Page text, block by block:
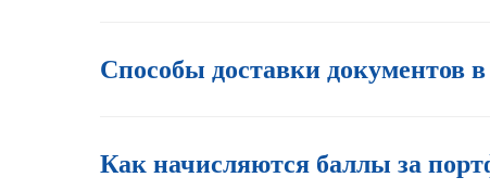
Способы доставки документов
Как начисляются баллы за